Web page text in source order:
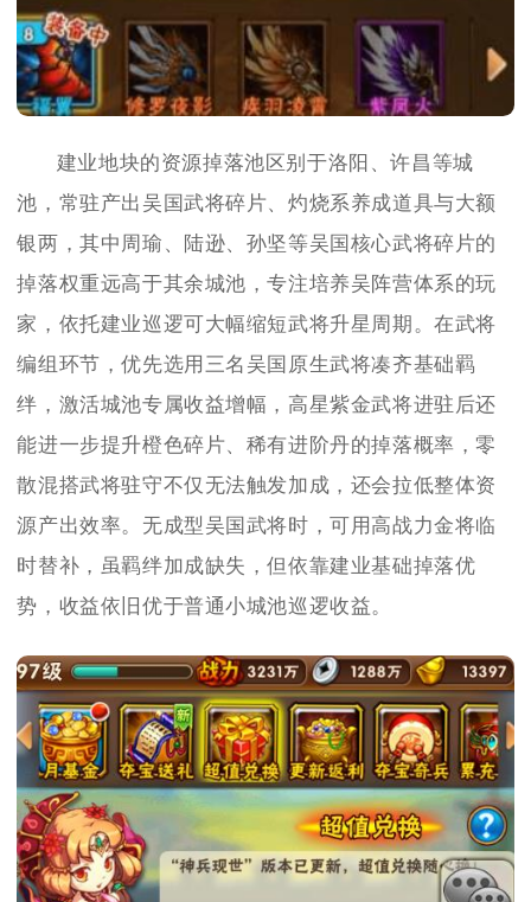
建业地块的资源掉落池区别于洛阳、许昌等城
池，常驻产出吴国武将碎片、灼烧系养成道具与大额
银两，其中周瑜、陆逊、孙坚等吴国核心武将碎片的
掉落权重远高于其余城池，专注培养吴阵营体系的玩
家，依托建业巡逻可大幅缩短武将升星周期。在武将
编组环节，优先选用三名吴国原生武将凑齐基础羁
绊，激活城池专属收益增幅，高星紫金武将进驻后还
能进一步提升橙色碎片、稀有进阶丹的掉落概率，零
散混搭武将驻守不仅无法触发加成，还会拉低整体资
源产出效率。无成型吴国武将时，可用高战力金将临
时替补，虽羁绊加成缺失，但依靠建业基础掉落优
势，收益依旧优于普通小城池巡逻收益。